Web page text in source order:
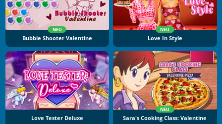
NEU
Bubble Shooter Valentine
NEU
Love In Style
Love Tester Deluxe
NEU
Sara's Cooking Class: Valentine